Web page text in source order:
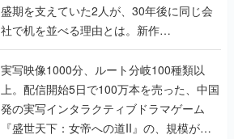
んだレジェンド2人に訊く開発秘話
実写映像1000分、ルート分岐100種類以
上。配信開始5日で100万本を売った、中国
発の実写インタラクティブドラマゲーム
『盛世天下：女帝への道II』の、規模が違
うこだわりをプロデューサーに聞いた
半年でアプリストアをオープン？ スマホア
プリの“代替ストア”として、わずか6ヵ月で